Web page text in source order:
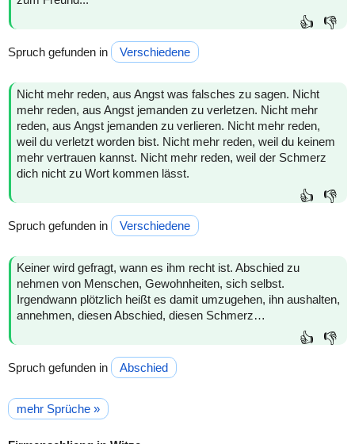
👍 👎
Spruch gefunden in Verschiedene
Nicht mehr reden, aus Angst was falsches zu sagen. Nicht
mehr reden, aus Angst jemanden zu verletzen. Nicht mehr
reden, aus Angst jemanden zu verlieren. Nicht mehr reden,
weil du verletzt worden bist. Nicht mehr reden, weil du keinem
mehr vertrauen kannst. Nicht mehr reden, weil der Schmerz
dich nicht zu Wort kommen lässt.
👍 👎
Spruch gefunden in Verschiedene
Keiner wird gefragt, wann es ihm recht ist. Abschied zu
nehmen von Menschen, Gewohnheiten, sich selbst.
Irgendwann plötzlich heißt es damit umzugehen, ihn aushalten,
annehmen, diesen Abschied, diesen Schmerz…
👍 👎
Spruch gefunden in Abschied
mehr Sprüche »